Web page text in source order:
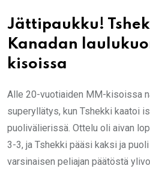
Jättipaukku!
Kanadan
kisoissa
Alle 20-vuotiaiden MM-kisoissa
superyllätys, kun Tshekki kaatoi
puolivälierissä. Ottelu oli aivan
3-3, ja Tshekki pääsi kaksi ja
varsinaisen peliajan päätöstä